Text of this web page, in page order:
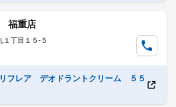
福重店
１丁目１５-５
フレア デオドラントクリーム ５５